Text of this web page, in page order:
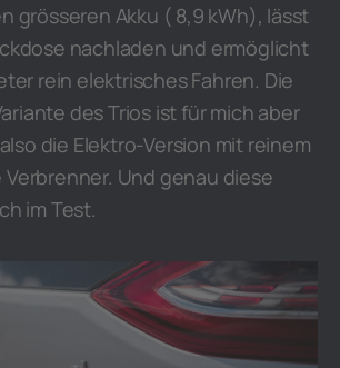
grösseren Akku ( 8,9 kWh), lässt
nachladen und ermöglicht
rein elektrisches Fahren. Die
des Trios ist für mich aber
die Elektro-Version mit reinem
Und genau diese
im Test.